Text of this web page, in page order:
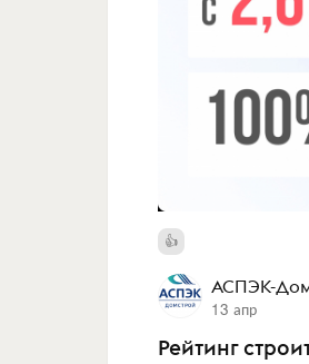
АСПЭК-
13 апр
Рейтинг